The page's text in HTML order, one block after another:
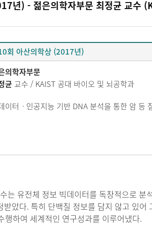
년) - 젊은의학자부문 최정균 교수
회 아산의학상 (2017년)
의학자부문
균 교수 / KAIST 공대 바이오 및 뇌공학과
이터ㆍ인공지능 기반 DNA 분석을 통한 암 등
는 유전체 정보 빅데이터를 독창적으로
았다. 특히 단백질 정보를 담지 않고 있
행하여 세계적인 연구성과를 이루어냈다.